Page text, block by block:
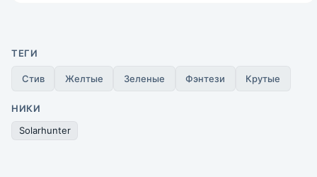
ТЕГИ
Стив Желтые Зеленые Фэнтези Крутые
НИКИ
Solarhunter